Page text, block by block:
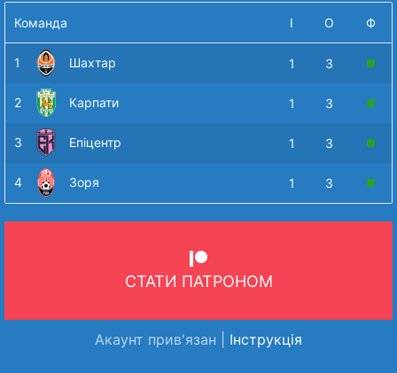
Команда І О Ф
1 Шахтар 1 3
2 Карпати 1 3
3 Епіцентр 1 3
4 Зоря 1 3
СТАТИ ПАТРОНОМ
Акаунт прив'язан | Інструкція